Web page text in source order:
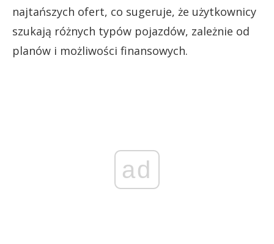
najtańszych ofert, co sugeruje, że użytkownicy
szukają różnych typów pojazdów, zależnie od
planów i możliwości finansowych.
ad